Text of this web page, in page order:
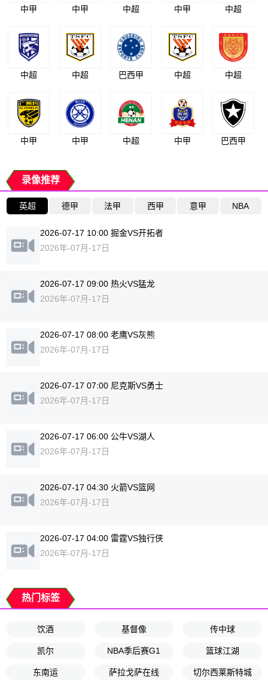
中甲 中甲 中超 中甲 中超
中超 中超 巴西甲 中超 中超
中甲 中甲 中超 中甲 巴西甲
录像推荐
英超 德甲 法甲 西甲 意甲 NBA
2026-07-17 10:00 掘金VS开拓者
2026年-07月-17日
2026-07-17 09:00 热火VS猛龙
2026年-07月-17日
2026-07-17 08:00 老鹰VS灰熊
2026年-07月-17日
2026-07-17 07:00 尼克斯VS勇士
2026年-07月-17日
2026-07-17 06:00 公牛VS湖人
2026年-07月-17日
2026-07-17 04:30 火箭VS篮网
2026年-07月-17日
2026-07-17 04:00 雷霆VS独行侠
2026年-07月-17日
热门标签
饮酒 基督像 传中球
凯尔 NBA季后赛G1 篮球江湖
东南运 萨拉戈萨在线 切尔西莱斯特城